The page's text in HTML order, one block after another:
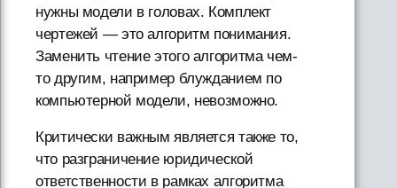
нужны модели в головах. Комплект
чертежей — это алгоритм понимания.
Заменить чтение этого алгоритма чем-
то другим, например блужданием по
компьютерной модели, невозможно.
Критически важным является также то,
что разграничение юридической
ответственности в рамках алгоритма